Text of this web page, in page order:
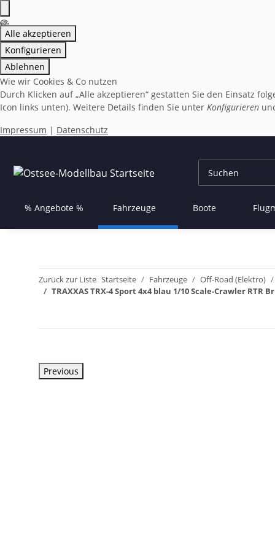
Alle akzeptieren
Konfigurieren
Ablehnen
Wie wir Cookies & Co nutzen
Durch Klicken auf „Alle akzeptieren“ gestatten Sie den Einsatz
Icon links unten). Weitere Details finden Sie unter Konfigurieren
Impressum | Datenschutz
% Angebote % Fahrzeuge Boote
Zurück zur Liste Startseite Fahrzeuge
Off-Road (Elektro)
TRAXXAS TRX-4 Sport 4x4 blau 1/10 Scale-Crawler
Previous